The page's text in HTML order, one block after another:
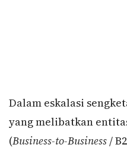
Dalam eskalasi
yang melibatkan
(Business-to-Business /